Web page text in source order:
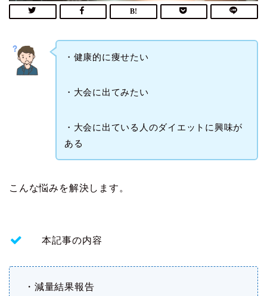
・健康的に痩せたい
・大会に出てみたい
・大会に出ている人のダイエットに興味が
ある
こんな悩みを解決します。
本記事の内容
・減量結果報告